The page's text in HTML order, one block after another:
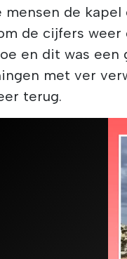
mensen de
de cijfers weer
en dit was
met ver
terug.